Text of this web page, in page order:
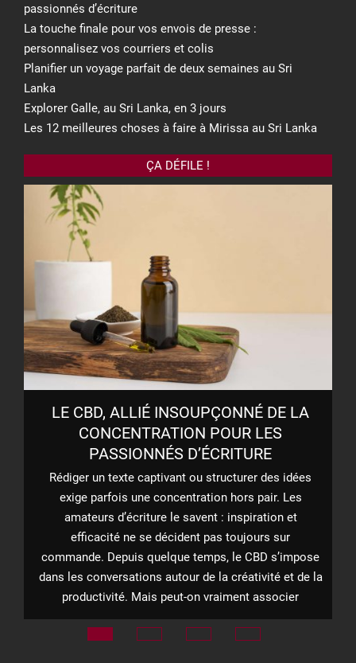
passionnés d’écriture
La touche finale pour vos envois de presse :
personnalisez vos courriers et colis
Planifier un voyage parfait de deux semaines au Sri
Lanka
Explorer Galle, au Sri Lanka, en 3 jours
Les 12 meilleures choses à faire à Mirissa au Sri Lanka
ÇA DÉFILE !
LE CBD, ALLIÉ INSOUPÇONNÉ DE LA
CONCENTRATION POUR LES
PASSIONNÉS D’ÉCRITURE
Rédiger un texte captivant ou structurer des idées
exige parfois une concentration hors pair. Les
amateurs d’écriture le savent : inspiration et
efficacité ne se décident pas toujours sur
commande. Depuis quelque temps, le CBD s’impose
dans les conversations autour de la créativité et de la
productivité. Mais peut-on vraiment associer